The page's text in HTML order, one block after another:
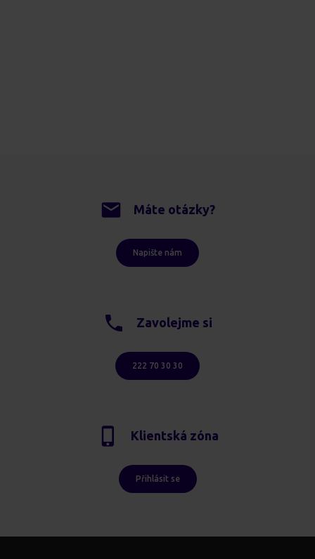
Máte otázky?
Napište nám
Zavolejme si
222 70 30 30
Klientská zóna
Přihlásit se